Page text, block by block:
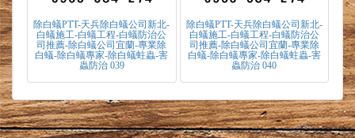
除白蟻PTT-天兵除白蟻公司新北-
白蟻施工-白蟻工程-白蟻防治公
司推薦-除白蟻公司宜蘭-專業除
白蟻-除白蟻專家-除白蟻蛀蟲-害
蟲防治 039
除白蟻PTT-天兵除白蟻公司新北-
白蟻施工-白蟻工程-白蟻防治公
司推薦-除白蟻公司宜蘭-專業除
白蟻-除白蟻專家-除白蟻蛀蟲-害
蟲防治 040